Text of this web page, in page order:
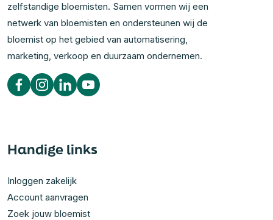
zelfstandige bloemisten. Samen vormen wij een
netwerk van bloemisten en ondersteunen wij de
bloemist op het gebied van automatisering,
marketing, verkoop en duurzaam ondernemen.
Handige links
Inloggen zakelijk
Account aanvragen
Zoek jouw bloemist